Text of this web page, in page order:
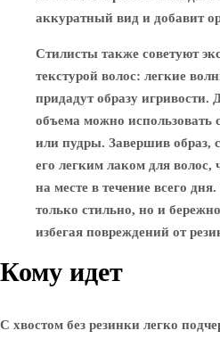
аккуратный вид и добавит
Стилисты также советуют
текстурой волос: легкие
придадут образу игривости.
объема можно использовать
или пудры. Завершив образ,
его легким лаком для волос,
на месте в течение всего
только стильно, но и
избегая повреждений от
Кому идет
С хвостом без резинки легко